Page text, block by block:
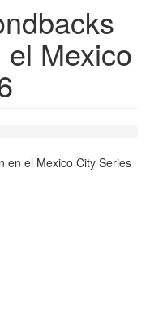
Mexico